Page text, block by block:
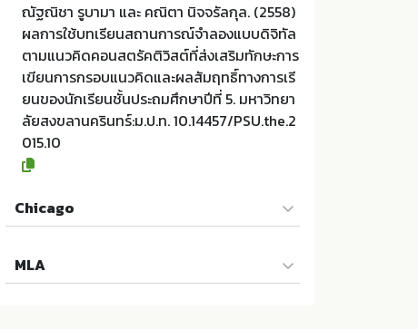
ณัฐณิชา รูบามา และ คณิตา นิจจรัลกุล. (2558)
ผลการใช้บทเรียนสถานการณ์จำลองแบบดิจิทัล
ตามแนวคิดคอนสตรัคติวิสต์ที่ส่งเสริมทักษะการ
เขียนการกรอบแนวคิดและผลสัมฤทธิ์ทางการเรี
ยนของนักเรียนชั้นประถมศึกษาปีที่ 5. มหาวิทยา
ลัยสงขลานครินทร์:ม.ป.ท. 10.14457/PSU.the.2
015.10
Chicago
ผลการใช้บทเรียนสถานการณ์จำลองแบบดิจิทัล
ตามแนวคิดคอนสตรัคติวิสต์ที่ส่งเสริมทักษะการ
MLA